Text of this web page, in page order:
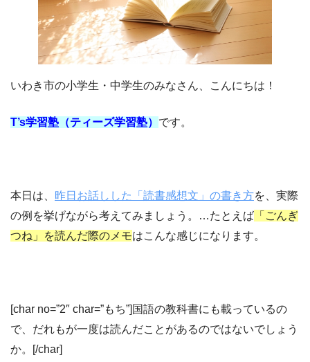
いわき市の小学生・中学生のみなさん、こんにちは！
T’s学習塾（ティーズ学習塾） です。
本日は、 昨日お話しした「読書感想文」の書き方を、実際
の例を挙げながら考えてみましょう。…たとえば 「ごんぎ
つね」を読んだ際のメモはこんな感じになります。
[char no=”2″ char=”もち”]国語の教科書にも載っているの
で、だれもが一度は読んだことがあるのではないでしょう
か。[/char]